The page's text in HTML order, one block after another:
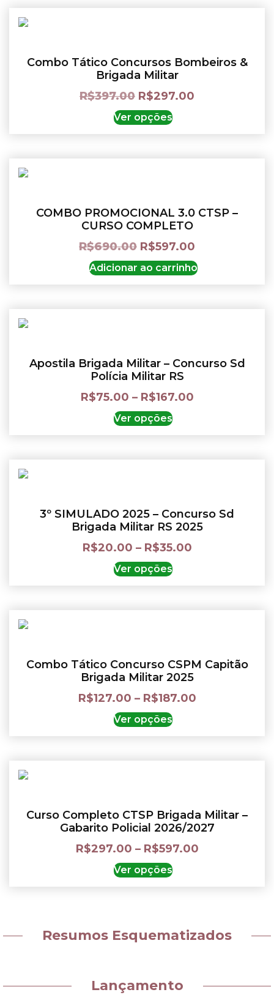
Combo Tático Concursos Bombeiros &
Brigada Militar
R$397.00 R$297.00
Ver opções
COMBO PROMOCIONAL 3.0 CTSP –
CURSO COMPLETO
R$690.00 R$597.00
Adicionar ao carrinho
Apostila Brigada Militar – Concurso Sd
Polícia Militar RS
R$75.00 – R$167.00
Ver opções
3º SIMULADO 2025 – Concurso Sd
Brigada Militar RS 2025
R$20.00 – R$35.00
Ver opções
Combo Tático Concurso CSPM Capitão
Brigada Militar 2025
R$127.00 – R$187.00
Ver opções
Curso Completo CTSP Brigada Militar –
Gabarito Policial 2026/2027
R$297.00 – R$597.00
Ver opções
Resumos Esquematizados
Lançamento